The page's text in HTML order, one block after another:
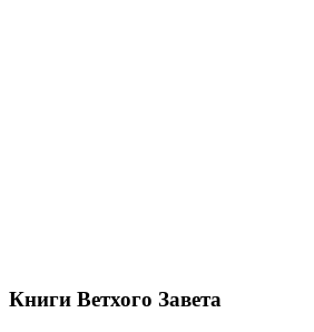
Книги Ветхого Завета